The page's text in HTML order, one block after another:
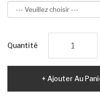
Quantité
Ajouter Au